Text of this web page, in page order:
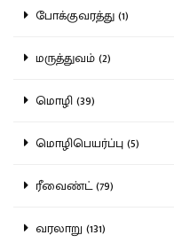
போக்குவரத்து (1)
மருத்துவம் (2)
மொழி (39)
மொழிபெயர்ப்பு (5)
ரீவைண்ட் (79)
வரலாறு (131)